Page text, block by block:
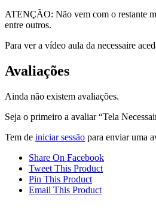
ATENÇÃO: Não vem com o restante
entre outros.
Para ver a vídeo aula da necessaire
Avaliações
Ainda não existem avaliações.
Seja o primeiro a avaliar “Tela
Tem de iniciar sessão para enviar uma
Share On Facebook
Tweet This Product
Pin This Product
Email This Product